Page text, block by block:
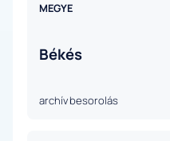
MEGYE
Békés
archív besorolás